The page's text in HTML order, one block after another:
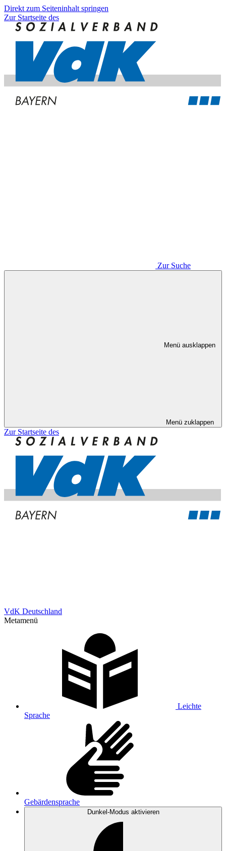
Direkt zum Seiteninhalt springen
Zur Startseite des
Zur Suche
Menü ausklappen
Menü zuklappen
Zur Startseite des
VdK Deutschland
Metamenü
Leichte
Sprache
Gebärdensprache
Dunkel-Modus aktivieren